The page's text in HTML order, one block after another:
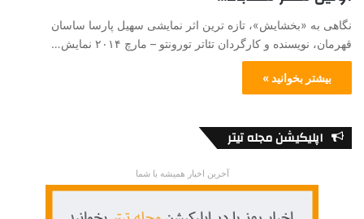
نگاهی به «بخشایش»، تازه ترین اثر نمایشی سهیل پارسا ساسان
قهرمان، نویسنده و کارگردان تئاتر تورونتو – مارچ ۲۰۱۴ نمایش…
بیشتر بخوانید »
اپلیکیشن مجله تیتر
آخرین اخبار همیشه با شما